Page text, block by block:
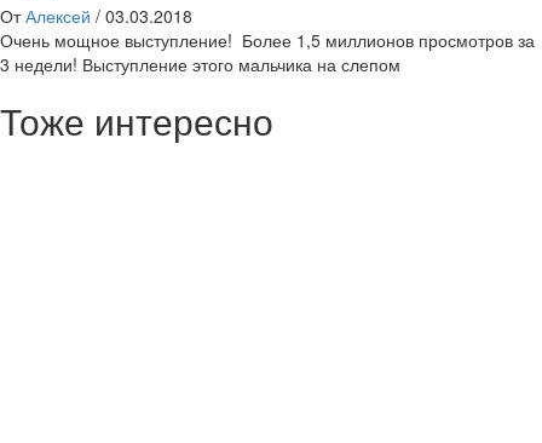
От Алексей / 03.03.2018
Очень мощное выступление! Более 1,5 миллионов просмотров за
3 недели! Выступление этого мальчика на слепом
Тоже интересно